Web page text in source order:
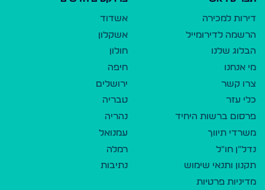
דירות למכירה
הרשמה לדירומייל
הבלוג שלנו
מי אנחנו
צרו קשר
כלי עזר
פרסום ברשות היחיד
משרדי תיווך
נדל"ן חו"ל
תקנון ותנאי שימוש
מדיניות פרטיות
אשדוד
אשקלון
חולון
חיפה
ירושלים
טבריה
נהריה
עמנואל
רמלה
נתיבות